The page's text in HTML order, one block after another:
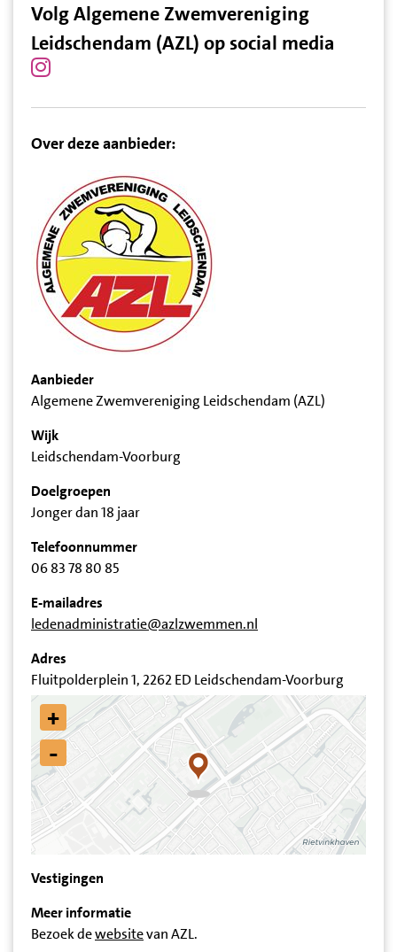
Volg Algemene Zwemvereniging
Leidschendam (AZL) op social media
Over deze aanbieder:
Aanbieder
Algemene Zwemvereniging Leidschendam (AZL)
Wijk
Leidschendam-Voorburg
Doelgroepen
Jonger dan 18 jaar
Telefoonnummer
06 83 78 80 85
E-mailadres
ledenadministratie@azlzwemmen.nl
Adres
Fluitpolderplein 1, 2262 ED Leidschendam-Voorburg
+
-
Vestigingen
Meer informatie
Bezoek dewebsitevan AZL.